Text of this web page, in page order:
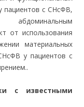
пациентов с СНсФВ,
от использования
материальных
у пациентов с
с известными